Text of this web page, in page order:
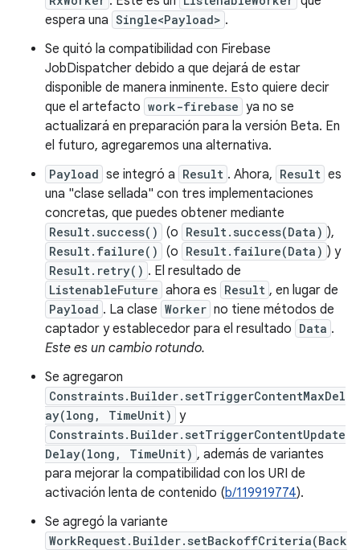
espera una Single<Payload> .
Se quitó la compatibilidad con Firebase
JobDispatcher debido a que dejará de estar
disponible de manera inminente. Esto quiere decir
que el artefacto work-firebase ya no se
actualizará en preparación para la versión Beta. En
el futuro, agregaremos una alternativa.
Payload se integró a Result . Ahora, Result es
una "clase sellada" con tres implementaciones
concretas, que puedes obtener mediante
Result.success() (o Result.success(Data) ),
Result.failure() (o Result.failure(Data) ) y
Result.retry() . El resultado de
ListenableFuture ahora es Result , en lugar de
Payload . La clase Worker no tiene métodos de
captador y establecedor para el resultado Data .
Este es un cambio rotundo.
Se agregaron
Constraints.Builder.setTriggerContentMaxDel
ay(long, TimeUnit) y
Constraints.Builder.setTriggerContentUpdate
Delay(long, TimeUnit) , además de variantes
para mejorar la compatibilidad con los URI de
activación lenta de contenido (b/119919774).
Se agregó la variante
WorkRequest.Builder.setBackoffCriteria(Back